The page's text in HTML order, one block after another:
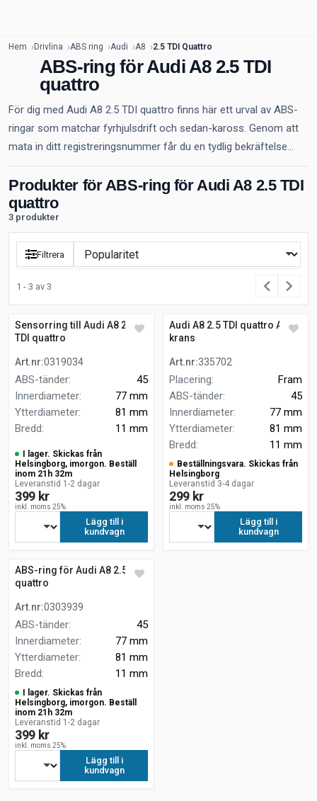
Hem Drivlina ABS ring Audi A8 2.5 TDI Quattro
ABS-ring för Audi A8 2.5 TDI
quattro
För dig med Audi A8 2.5 TDI quattro finns här ett urval av ABS-
ringar som matchar fyrhjulsdrift och sedan-kaross. Genom att
mata in ditt registreringsnummer får du en tydlig bekräftelse...
Produkter för ABS-ring för Audi A8 2.5 TDI
quattro
3 produkter
Filtrera
1 - 3 av 3
Sensorring till Audi A8 2.5
TDI quattro
Art.nr:0319034
ABS-tänder:
45
Innerdiameter:
77 mm
Ytterdiameter:
81 mm
Bredd: 11 mm
I lager. Skickas från
Helsingborg, imorgon. Beställ
inom 21h 32m
Leveranstid 1-2 dagar
399 kr
inkl. moms 25%
Lägg till i
kundvagn
Audi A8 2.5 TDI quattro ABS-
krans
Art.nr:335702
Placering:
Fram
ABS-tänder:
45
Innerdiameter:
77 mm
Ytterdiameter:
81 mm
Bredd: 11 mm
Beställningsvara. Skickas från
Helsingborg
Leveranstid 3-4 dagar
299 kr
inkl. moms 25%
Lägg till i
kundvagn
ABS-ring för Audi A8 2.5 TDI
quattro
Art.nr:0303939
ABS-tänder:
45
Innerdiameter:
77 mm
Ytterdiameter:
81 mm
Bredd: 11 mm
I lager. Skickas från
Helsingborg, imorgon. Beställ
inom 21h 32m
Leveranstid 1-2 dagar
399 kr
inkl. moms 25%
Lägg till i
kundvagn